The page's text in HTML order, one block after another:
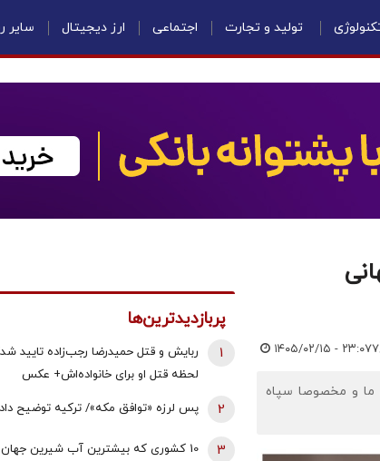
تولید و تجارت اجتماعی ارز دیجیتال سایر
۱۴۰۵/۰۲/۱۵ - ۲۳:۰۷
ما و مخصوصا سپاه
پربازدیدترین‌ها
ربایش و قتل حمیدرضا رجب‌زاده تایید
لحظه قتل او برای خانواده‌اش+ عکس
1
پس لرزه «توافق مکه»/ ترکیه توضیح 2
10 کشوری که بیشترین آب شیرین جهان را دارند 3